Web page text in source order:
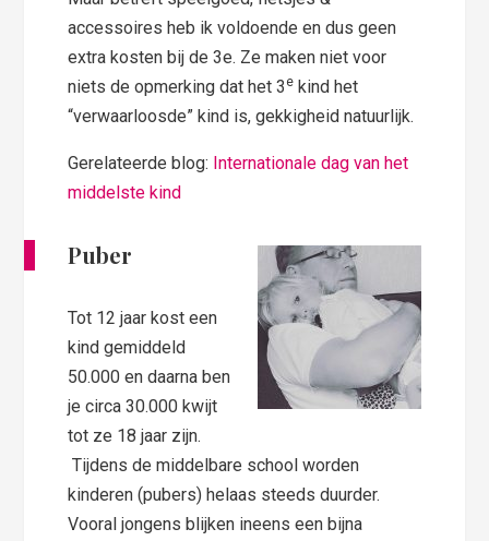
accessoires heb ik voldoende en dus geen
extra kosten bij de 3e. Ze maken niet voor
niets de opmerking dat het 3 e kind het
“verwaarloosde” kind is, gekkigheid natuurlijk.
Gerelateerde blog: Internationale dag van het
middelste kind
Puber
Tot 12 jaar kost een
kind gemiddeld
50.000 en daarna ben
je circa 30.000 kwijt
tot ze 18 jaar zijn.
Tijdens de middelbare school worden
kinderen (pubers) helaas steeds duurder.
Vooral jongens blijken ineens een bijna